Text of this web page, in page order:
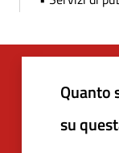
Quanto
su